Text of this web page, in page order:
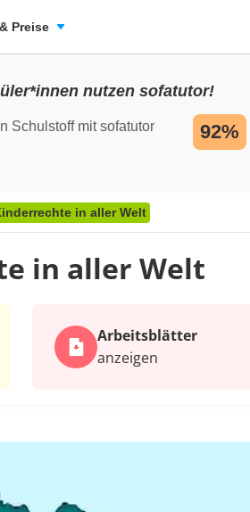
Preise
nutzen sofatutor!
Schulstoff mit sofatutor
92%
in aller Welt
in aller Welt
Arbeits­blätter
anzeigen